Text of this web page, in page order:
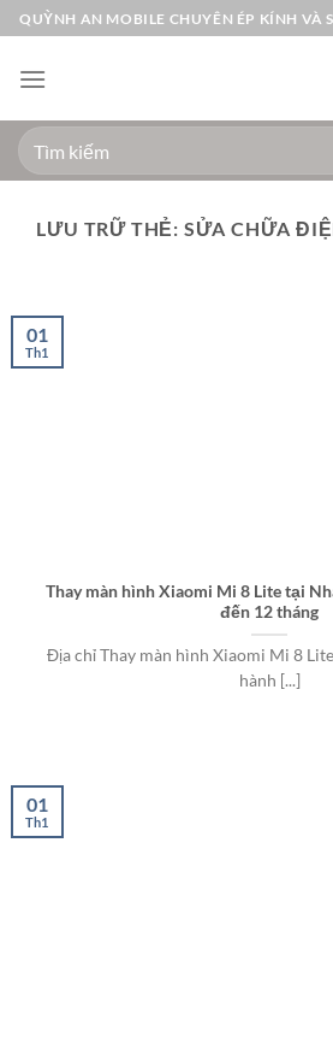
Bỏ
qua
nội
QUỲNH AN MOBILE CHUYÊN ÉP KÍNH VÀ
Tìm
kiếm:
LƯU TRỮ THẺ: SỬA CHỮA
Thay màn hình Xiaomi Mi 8 Lite tại
đến 12 tháng
Địa chỉ Thay màn hình Xiaomi Mi 8
hành [...]
01
Th1
01
Th1